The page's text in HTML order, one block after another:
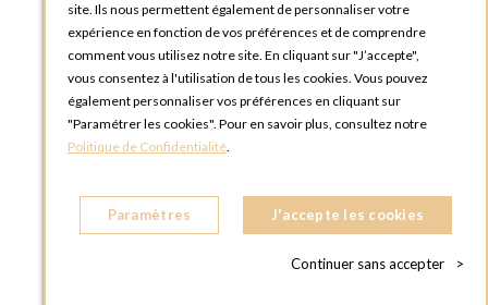
OPTIONS LUXEMBOURG
13 rue Paul Rischard
5324 Contern
LUXEMBOURG
BOUTIQUE OPTIONS LUXEMBOURG
L - 1842 HOWALD LUXEMBOURG
site. Ils nous permettent également de personnaliser votre
expérience en fonction de vos préférences et de comprendre
comment vous utilisez notre site. En cliquant sur "J’accepte",
vous consentez à l'utilisation de tous les cookies. Vous pouvez
également personnaliser vos préférences en cliquant sur
"Paramétrer les cookies". Pour en savoir plus, consultez notre
Politique de Confidentialité.
Paramètres J'accepte les cookies
Continuer sans accepter >